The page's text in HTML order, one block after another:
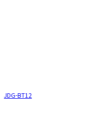
JDG-BT12